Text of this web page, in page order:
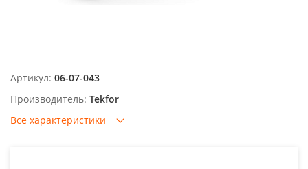
Артикул: 06-07-043
Производитель: Tekfor
Все характеристики